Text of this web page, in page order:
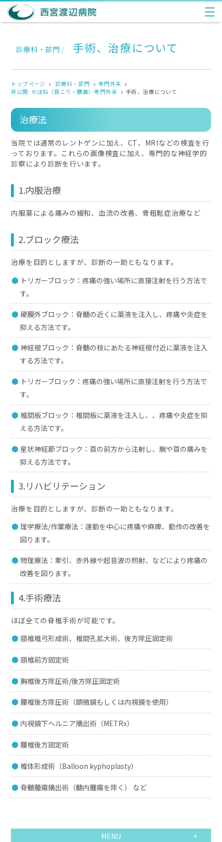
診療科・部門 / 手術、治療について
トップページ 診療科・部門
専門外来
非公開: せぼね（肩こり・腰痛）専門外来
手術、治療について
治療法
当院では通常のレントゲンに加え、CT、MRIなどの検査を行
っております。これらの画像検査に加え、専門的な神経学的
診察により診断を行います。
1.内服治療
内服薬による痛みの緩和、血流の改善、骨粗鬆症治療など
2.ブロック療法
治療を目的としますが、診断の一助ともなります。
トリガーブロック：疼痛の強い場所に直接注射を行う方法で
す。
硬膜外ブロック：脊髄の近くに薬液を注入し、疼痛や炎症を
抑える方法です。
神経根ブロック：脊髄の枝にあたる神経根付近に薬液を注入
する方法です。
トリガーブロック：疼痛の強い場所に直接注射を行う方法で
す。
椎間板ブロック：椎間板に薬液を注入し、、疼痛や炎症を抑
える方法です。
星状神経節ブロック：首の前方から注射し、腕や首の痛みを
抑える方法です。
3.リハビリテーション
治療を目的としますが、診断の一助ともなります。
理学療法/作業療法：運動を中心に疼痛や麻痺、動作の改善を
図ります。
物理療法：牽引、赤外線や超音波の照射、などにより疼痛の
改善を図ります。
4.手術療法
ほぼ全ての脊椎手術が可能です。
頸椎椎弓形成術、椎間孔拡大術、後方除圧固定術
頸椎前方固定術
胸椎後方除圧術/後方除圧固定術
腰椎後方除圧術（顕微鏡もしくは内視鏡を使用）
内視鏡下ヘルニア摘出術（METRx）
腰椎後方固定術
椎体形成術（Balloon kyphoplasty）
脊髄腫瘍摘出術（髄内腫瘍を除く） など
MENU